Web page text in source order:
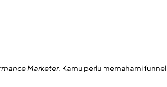
Marketer. Kamu perlu memahami